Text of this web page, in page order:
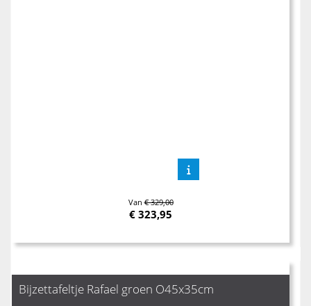
Van€ 329,00
€ 323,95
Bijzettafeltje Rafael groen O45x35cm